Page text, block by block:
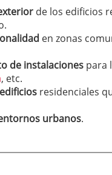
de los edificios
en zonas
de instalaciones para
, etc.
residenciales
urbanos.